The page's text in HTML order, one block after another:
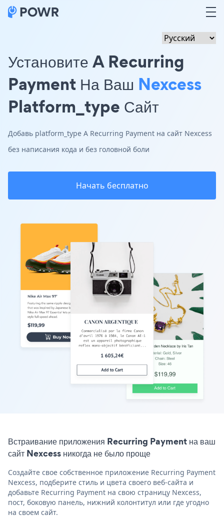
Установите A Recurring
Payment На Ваш Nexcess
Platform_type Сайт
Добавь platform_type A Recurring Payment на сайт Nexcess
без написания кода и без головной боли
Начать бесплатно
Встраивание приложения Recurring Payment на ваш
сайт Nexcess никогда не было проще
Создайте свое собственное приложение Recurring Payment
Nexcess, подберите стиль и цвета своего веб-сайта и
добавьте Recurring Payment на свою страницу Nexcess,
пост, боковую панель, нижний колонтитул или где угодно
на своем сайт.